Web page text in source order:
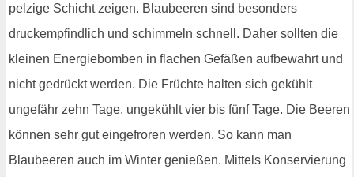
pelzige Schicht zeigen. Blaubeeren sind besonders
druckempfindlich und schimmeln schnell. Daher sollten die
kleinen Energiebomben in flachen Gefäßen aufbewahrt und
nicht gedrückt werden. Die Früchte halten sich gekühlt
ungefähr zehn Tage, ungekühlt vier bis fünf Tage. Die Beeren
können sehr gut eingefroren werden. So kann man
Blaubeeren auch im Winter genießen. Mittels Konservierung